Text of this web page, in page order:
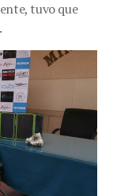
tuvo que